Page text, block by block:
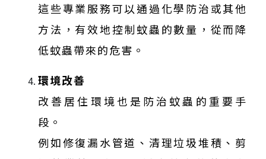
這些專業服務可以通過化學防治或其他
方法，有效地控制蚊蟲的數量，從而降
低蚊蟲帶來的危害。
環境改善
改善居住環境也是防治蚊蟲的重要手
段。
例如修復漏水管道、清理垃圾堆積、剪